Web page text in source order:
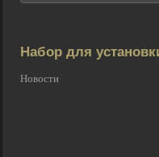
Набор для
Новости